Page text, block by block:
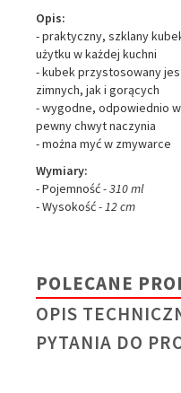
Opis:
- praktyczny, szklany
użytku w każdej kuchni
- kubek przystosowany
zimnych, jak i gorących
- wygodne, odpowiednio
pewny chwyt naczynia
- można myć w zmywarce
Wymiary:
- Pojemność- 310 ml
- Wysokość- 12 cm
POLECANE
OPIS
PYTANIA DO